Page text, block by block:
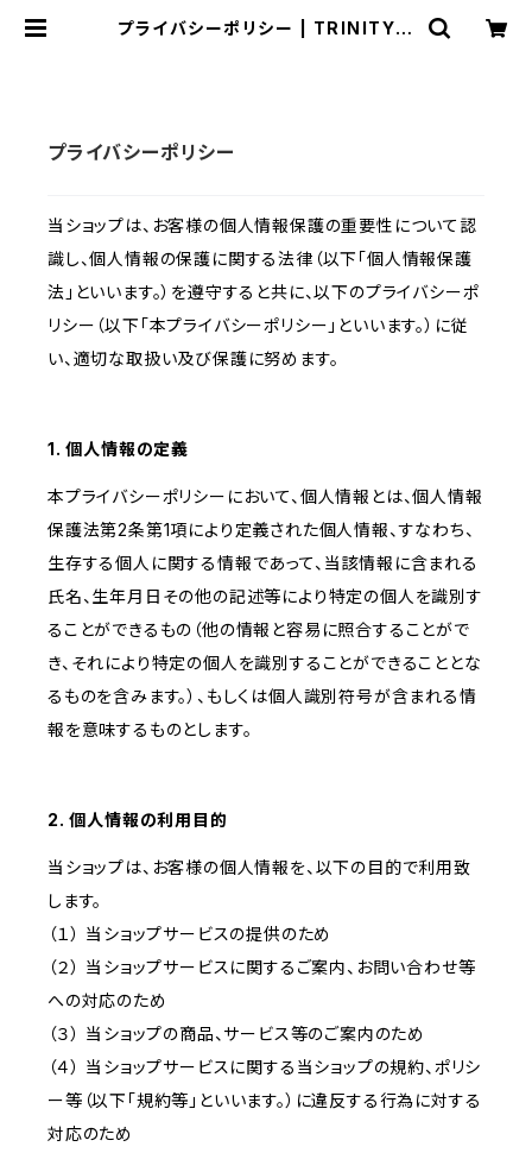
プライバシーポリシー | TRINITY S
プライバシーポリシー
当ショップは、お客様の個人情報保護の重要性について認
識し、個人情報の保護に関する法律（以下「個人情報保護
法」といいます。）を遵守すると共に、以下のプライバシーポ
リシー（以下「本プライバシーポリシー」といいます。）に従
い、適切な取扱い及び保護に努めます。
1. 個人情報の定義
本プライバシーポリシーにおいて、個人情報とは、個人情報
保護法第2条第1項により定義された個人情報、すなわち、
生存する個人に関する情報であって、当該情報に含まれる
氏名、生年月日その他の記述等により特定の個人を識別す
ることができるもの（他の情報と容易に照合することがで
き、それにより特定の個人を識別することができることとな
るものを含みます。）、もしくは個人識別符号が含まれる情
報を意味するものとします。
2. 個人情報の利用目的
当ショップは、お客様の個人情報を、以下の目的で利用致
します。
（１） 当ショップサービスの提供のため
（２） 当ショップサービスに関するご案内、お問い合わせ等
への対応のため
（３） 当ショップの商品、サービス等のご案内のため
（４） 当ショップサービスに関する当ショップの規約、ポリシ
ー等（以下「規約等」といいます。）に違反する行為に対する
対応のため